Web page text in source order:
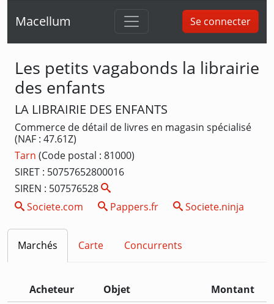
Macellum Se connecter
Les petits vagabonds la librairie
des enfants
LA LIBRAIRIE DES ENFANTS
Commerce de détail de livres en magasin spécialisé
(NAF : 47.61Z)
Tarn (Code postal : 81000)
SIRET : 50757652800016
SIREN : 507576528
Societe.com
Pappers.fr Societe.ninja
Marchés Carte Concurrents
Acheteur Objet
Montant